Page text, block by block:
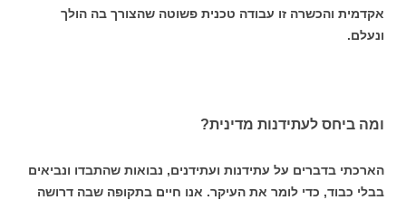
אקדמית והכשרה זו עבודה טכנית פשוטה שהצורך בה הולך
ונעלם.
ומה ביחס לעתידנות מדינית?
הארכתי בדברים על עתידנות ועתידנים, נבואות שהתבדו ונביאים
בבלי כבוד, כדי לומר את העיקר. אנו חיים בתקופה שבה דרושה